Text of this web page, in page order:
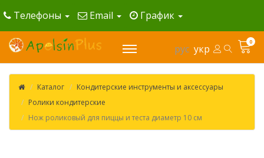
Телефоны Email График
рус укр
0
Каталог
Кондитерские инструменты и аксессуары
Ролики кондитерские
Нож роликовый для пиццы и теста диаметр 10 см